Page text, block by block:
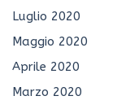
Luglio 2020
Maggio 2020
Aprile 2020
Marzo 2020